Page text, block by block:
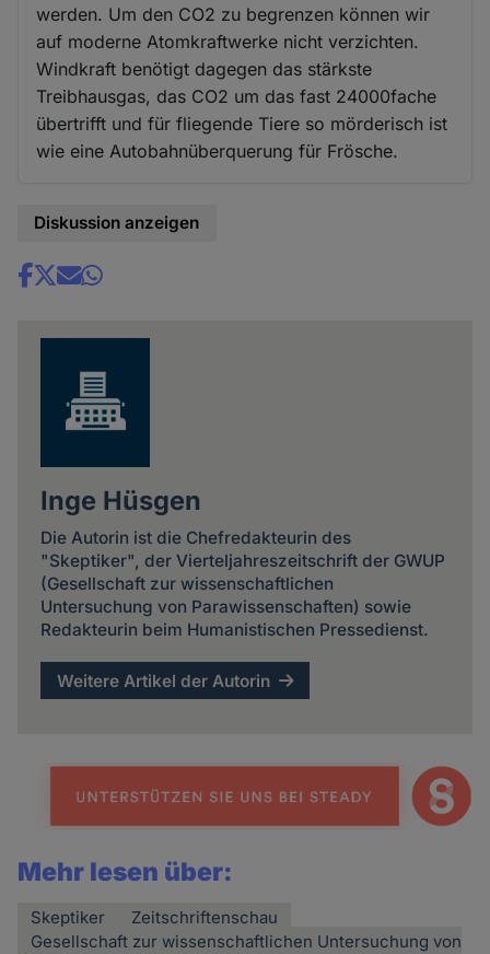
werden. Um den CO2 zu begrenzen können wir
auf moderne Atomkraftwerke nicht verzichten.
Windkraft benötigt dagegen das stärkste
Treibhausgas, das CO2 um das fast 24000fache
übertrifft und für fliegende Tiere so mörderisch ist
wie eine Autobahnüberquerung für Frösche.
Diskussion anzeigen
Share
Inge Hüsgen
Die Autorin ist die Chefredakteurin des
"Skeptiker", der Vierteljahreszeitschrift der GWUP
(Gesellschaft zur wissenschaftlichen
Untersuchung von Parawissenschaften) sowie
Redakteurin beim Humanistischen Pressedienst.
Weitere Artikel der Autorin
Mehr lesen über:
Skeptiker
Zeitschriftenschau
Gesellschaft zur wissenschaftlichen Untersuchung von